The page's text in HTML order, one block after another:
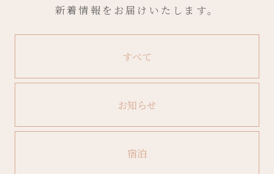
新着情報をお届けいたします。
すべて
お知らせ
宿泊